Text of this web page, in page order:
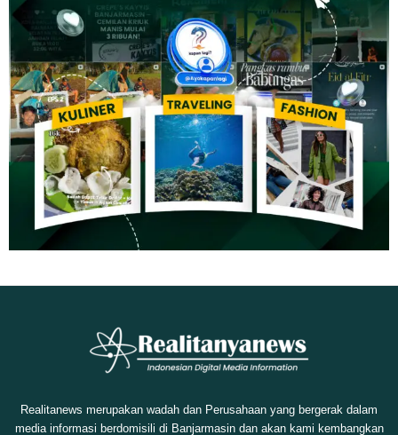
Realitanews merupakan wadah dan Perusahaan yang bergerak dalam
media informasi berdomisili di Banjarmasin dan akan kami kembangkan